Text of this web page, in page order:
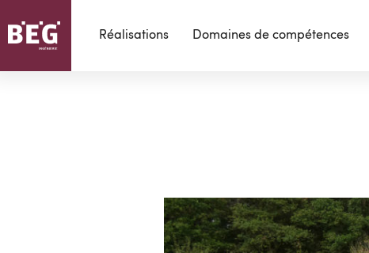
Réalisations Domaines de compétences